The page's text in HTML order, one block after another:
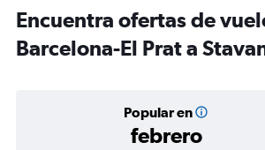
Encuentra ofertas de
Barcelona-El Prat a
Popular en
febrero